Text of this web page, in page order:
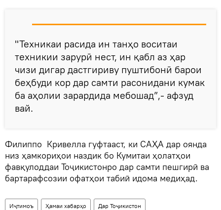
"Техникаи расида ин танҳо воситаи
техникии зарурӣ нест, ин қабл аз ҳар
чизи дигар дастгириву пуштибонӣ барои
беҳбуди кор дар самти расонидани кумак
ба аҳолии зарардида мебошад”,- афзуд
вай.
Филиппо Кривелла гуфтааст, ки САҲА дар оянда
низ ҳамкориҳои наздик бо Кумитаи ҳолатҳои
фавқулоддаи Тоҷикистонро дар самти пешгирӣ ва
бартарафсозии офатҳои табиӣ идома медиҳад.
Иҷтимоъ Ҳамаи хабарҳо Дар Тоҷикистон